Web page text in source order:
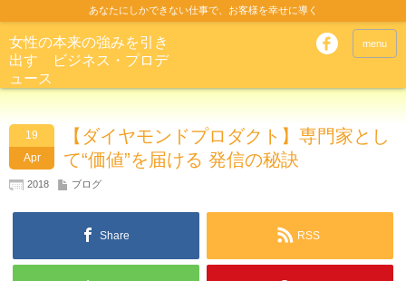
あなたにしかできない仕事で、お客様を幸せに導く
女性の本来の強みを引き
出す ビジネス・プロデ
ュース
menu
19
Apr
【ダイヤモンドプロダクト】専門家とし
て“価値”を届ける 発信の秘訣
2018 ブログ
Share RSS